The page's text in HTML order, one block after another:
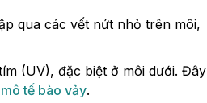
qua các vết nứt nhỏ trên môi,
(UV), đặc biệt ở môi dưới. Đây
tế bào vảy.